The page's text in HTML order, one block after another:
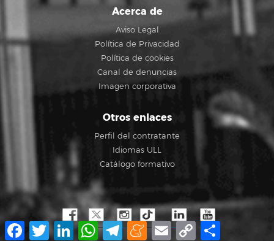
Acerca de
Aviso Legal
Política de Privacidad
Política de cookies
Canal de denuncias
Imagen corporativa
Otros enlaces
Perfil del contratante
Idiomas ULL
Catálogo formativo
Facebook
TwitterLinkedInWhatsApp
TelegramMeneame
Email Copy
Link